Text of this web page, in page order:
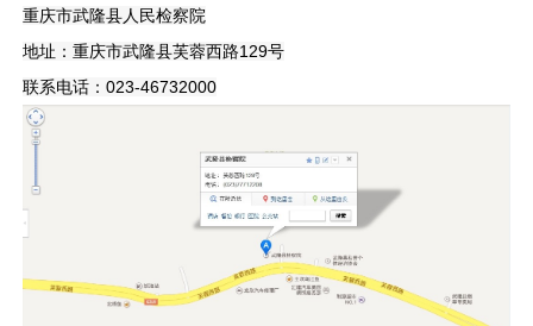
重庆市武隆县人民检察院
地址：重庆市武隆县芙蓉西路129号
联系电话：023-46732000